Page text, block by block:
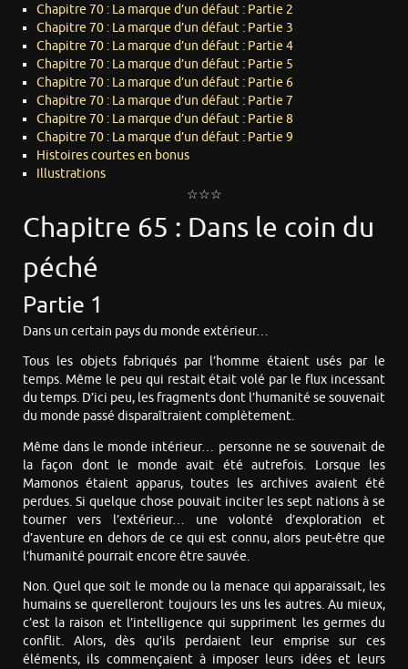
Chapitre 70 : La marque d’un défaut : Partie 2
Chapitre 70 : La marque d’un défaut : Partie 3
Chapitre 70 : La marque d’un défaut : Partie 4
Chapitre 70 : La marque d’un défaut : Partie 5
Chapitre 70 : La marque d’un défaut : Partie 6
Chapitre 70 : La marque d’un défaut : Partie 7
Chapitre 70 : La marque d’un défaut : Partie 8
Chapitre 70 : La marque d’un défaut : Partie 9
Histoires courtes en bonus
Illustrations
☆☆☆
Chapitre 65 : Dans le coin du
péché
Partie 1
Dans un certain pays du monde extérieur…
Tous les objets fabriqués par l’homme étaient usés par le
temps. Même le peu qui restait était volé par le flux incessant
du temps. D’ici peu, les fragments dont l’humanité se souvenait
du monde passé disparaîtraient complètement.
Même dans le monde intérieur… personne ne se souvenait de
la façon dont le monde avait été autrefois. Lorsque les
Mamonos étaient apparus, toutes les archives avaient été
perdues. Si quelque chose pouvait inciter les sept nations à se
tourner vers l’extérieur… une volonté d’exploration et
d’aventure en dehors de ce qui est connu, alors peut-être que
l’humanité pourrait encore être sauvée.
Non. Quel que soit le monde ou la menace qui apparaissait, les
humains se querelleront toujours les uns les autres. Au mieux,
c’est la raison et l’intelligence qui suppriment les germes du
conflit. Alors, dès qu’ils perdaient leur emprise sur ces
éléments, ils commençaient à imposer leurs idées et leurs